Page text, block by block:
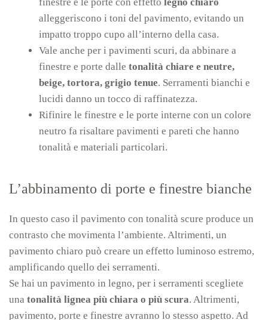
alleggeriscono i toni del pavimento, evitando un
impatto troppo cupo all’interno della casa.
Vale anche per i pavimenti scuri, da abbinare a
finestre e porte dalle tonalità chiare e neutre,
beige, tortora, grigio tenue. Serramenti bianchi e
lucidi danno un tocco di raffinatezza.
Rifinire le finestre e le porte interne con un colore
neutro fa risaltare pavimenti e pareti che hanno
tonalità e materiali particolari.
L’abbinamento di porte e finestre bianche
In questo caso il pavimento con tonalità scure produce un
contrasto che movimenta l’ambiente. Altrimenti, un
pavimento chiaro può creare un effetto luminoso estremo,
amplificando quello dei serramenti.
Se hai un pavimento in legno, per i serramenti scegliete
una tonalità lignea più chiara o più scura. Altrimenti,
pavimento, porte e finestre avranno lo stesso aspetto. Ad